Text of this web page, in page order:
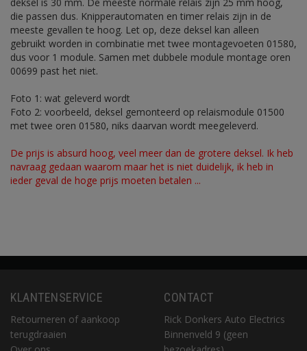
die passen dus. Knipperautomaten en timer relais zijn in de
meeste gevallen te hoog. Let op, deze deksel kan alleen
gebruikt worden in combinatie met twee montagevoeten 01580,
dus voor 1 module. Samen met dubbele module montage oren
00699 past het niet.
Foto 1: wat geleverd wordt
Foto 2: voorbeeld, deksel gemonteerd op relaismodule 01500
met twee oren 01580, niks daarvan wordt meegeleverd.
De prijs is absurd hoog, veel meer dan de grotere deksel. Ik heb
navraag gedaan waarom maar het is niet duidelijk, ik heb in
ieder geval de hoge prijs moeten betalen ...
KLANTENSERVICE
Retourneren of aankoop
terugdraaien
CONTACT
Rick Donkers Auto Electrics
Binnenveld 9 (geen